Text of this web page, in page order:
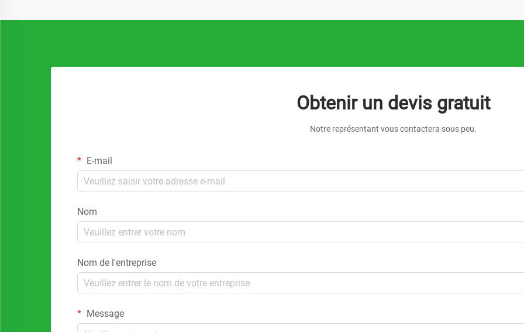
Obtenir un devis gratuit
Notre représentant vous contactera sous peu.
E-mail
Nom
Nom de l'entreprise
Message